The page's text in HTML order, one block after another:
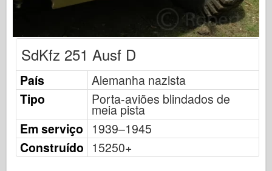
Academia
Modelos Ace
Clube AFV
Airfix
Modelo AZ
Cão Preto
SdKfz 251 Ausf D
País
Alemanha nazista
Tipo
Porta-aviões blindados de
meia pista
Em serviço
1939–1945
Construído 15250+